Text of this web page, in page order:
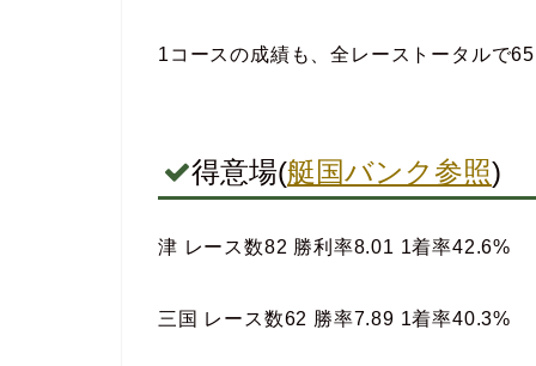
1コースの成績も、全レーストータルで
得意場(艇国バンク参照)
津 レース数82 勝利率8.01 1着率42.6%
三国 レース数62 勝率7.89 1着率40.3%